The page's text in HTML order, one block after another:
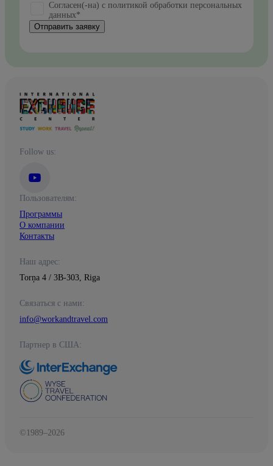
Согласен(-на) с политикой обработки персональных
данных*
Отправить заявку
Follow us:
Пользователям:
Программы
О компании
Контакты
Наш адрес:
Torņa 4 / 3B-303, Riga
Связаться с нами:
info@workandtravel.com
Партнер в США:
©1989–2026